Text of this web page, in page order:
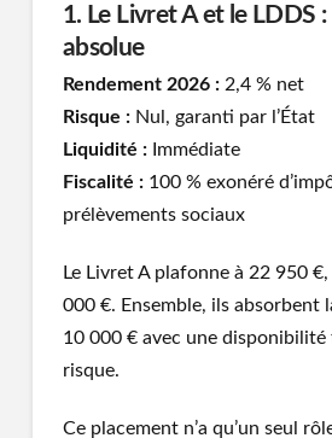
1. Le Livret A et le LDDS
absolue
Rendement 2026 :2,4 % net
Risque :Nul, garanti par l’État
Liquidité :Immédiate
Fiscalité :100 % exonéré
prélèvements sociaux
Le Livret A plafonne à 22 950
000 €. Ensemble, ils absorbent
10 000 € avec une
risque.
Ce placement n’a qu’un seul